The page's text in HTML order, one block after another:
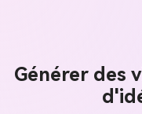
Générer des